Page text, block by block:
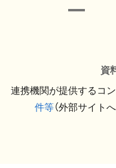
資
連携機関が提供するコン
件等（外部サイト